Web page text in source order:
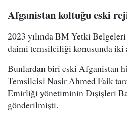
Afganistan koltuğu eski
2023 yılında BM Yetki
daimi temsilciliği konusunda iki
Bunlardan biri eski Afganistan
Temsilcisi Nasir Ahmed Faik
Emirliği yönetiminin Dışişleri
gönderilmişti.